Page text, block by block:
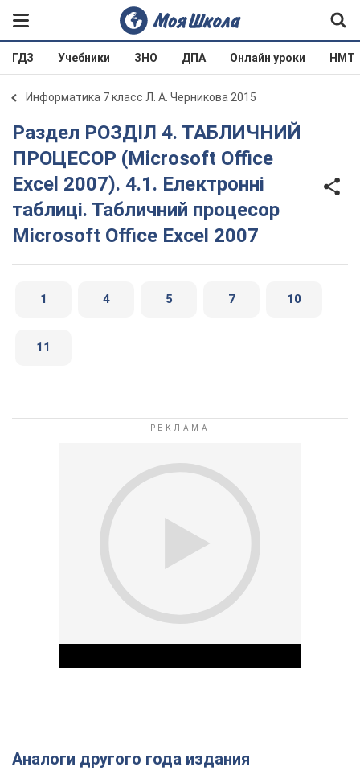
ГДЗ Учебники ЗНО ДПА Онлайн уроки НМТ
Информатика 7 класс Л. А. Черникова 2015
Раздел РОЗДІЛ 4. ТАБЛИЧНИЙ
ПРОЦЕСОР (Microsoft Office
Excel 2007). 4.1. Електронні
таблиці. Табличний процесор
Microsoft Office Excel 2007
1 4 5 7 10
11
Play Video
Аналоги другого года издания